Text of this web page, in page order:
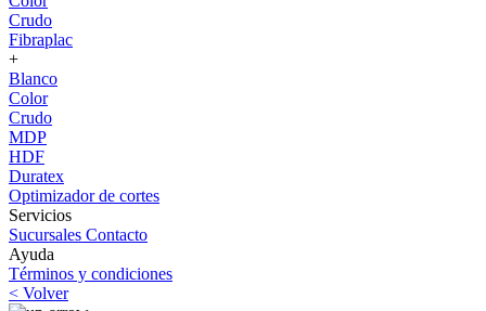
Crudo
Fibraplac
+
Blanco
Color
Crudo
MDP
HDF
Duratex
Optimizador de cortes
Servicios
Sucursales Contacto
Ayuda
Términos y condiciones
< Volver